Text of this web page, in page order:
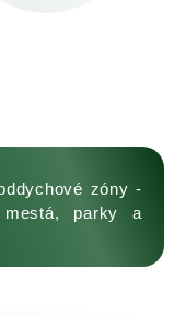
zóny -
parky a